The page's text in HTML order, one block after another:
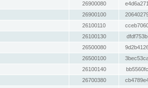
26900080
26900100
26100110
26100130
26500080
26500100
26100140
26700380